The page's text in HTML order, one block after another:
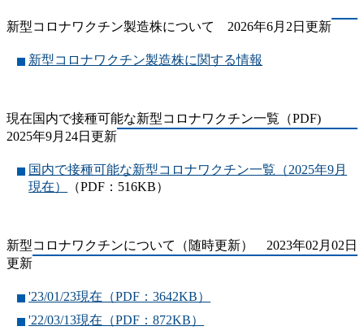
新型コロナワクチン製造株について 2026年6月2日更新
新型コロナワクチン製造株に関する情報
現在国内で接種可能な新型コロナワクチン一覧（PDF)
2025年9月24日更新
国内で接種可能な新型コロナワクチン一覧（2025年9月
現在）
（PDF：516KB）
新型コロナワクチンについて（随時更新） 2023年02月02日
更新
'23/01/23現在（PDF：3642KB）
'22/03/13現在（PDF：872KB）